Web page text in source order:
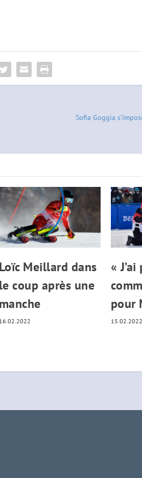
Sofia Goggia
Loïc Meillard dans
le coup après une
manche
16.02.2022
«
pour
15.02.2022